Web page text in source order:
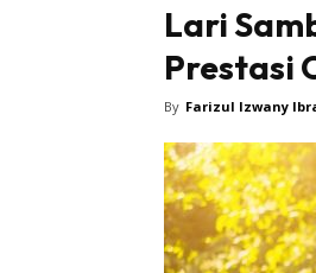
Lari
Prestasi
By Farizul Izwany